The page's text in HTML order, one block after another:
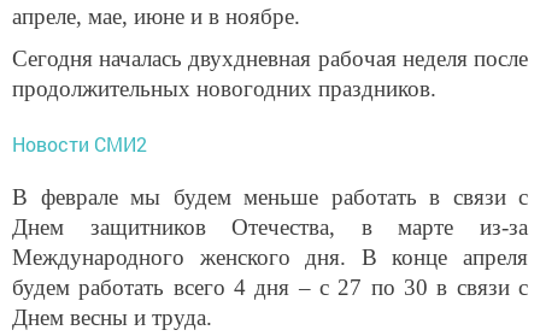
апреле, мае, июне и в ноябре.
Сегодня началась двухдневная рабочая неделя после
продолжительных новогодних праздников.
Новости СМИ2
В феврале мы будем меньше работать в связи с
Днем защитников Отечества, в марте из-за
Международного женского дня. В конце апреля
будем работать всего 4 дня – с 27 по 30 в связи с
Днем весны и труда.